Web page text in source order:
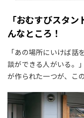
「おむすびスタ
んなところ！
「あの場所にいけば
談ができる人がいる。
が作られた一つが、こ